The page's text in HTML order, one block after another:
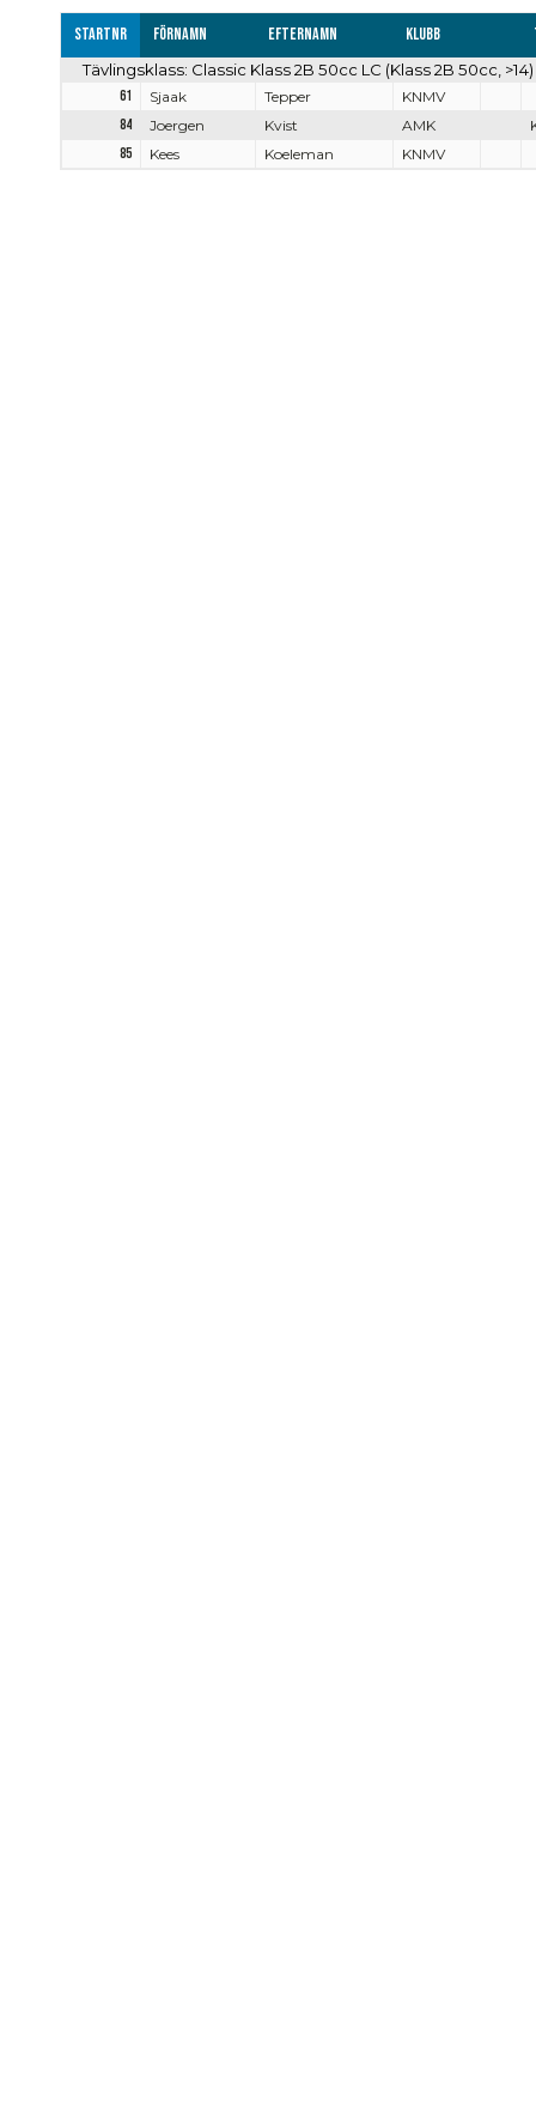
Startnr Förnamn Efternamn Klubb
Tävlingsklass: Classic Klass 2B 50cc LC (Klass 2B 50cc, >14)
61 Sjaak Tepper
KNMV
84
Joergen Kvist AMK
85
Kees Koeleman KNMV